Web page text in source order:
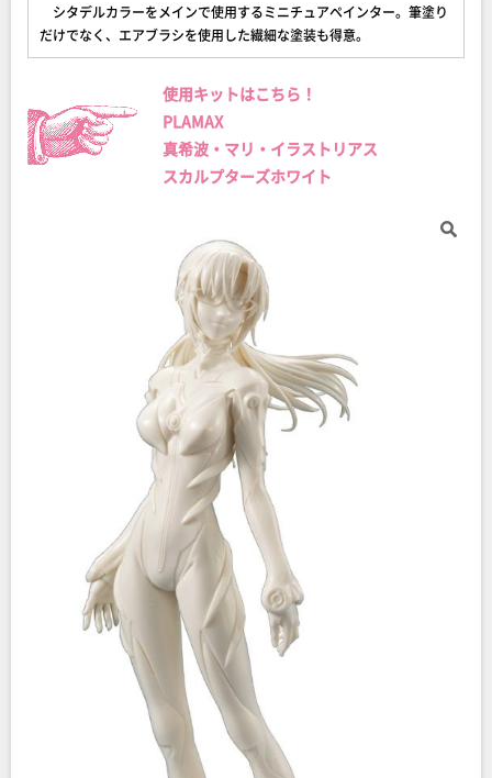
シタデルカラーをメインで使用するミニチュアペインター。筆塗り
だけでなく、エアブラシを使用した繊細な塗装も得意。
使用キットはこちら！
PLAMAX
真希波・マリ・イラストリアス
スカルプターズホワイト